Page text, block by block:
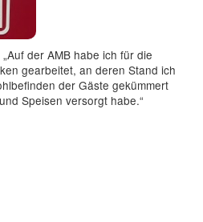
der AMB habe ich für die
gearbeitet, an deren Stand ich
der Gäste gekümmert
Speisen versorgt habe.“